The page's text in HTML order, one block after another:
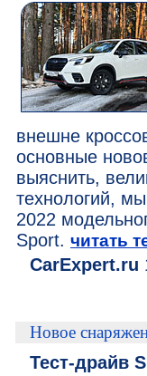
внешне
основные
выяснить,
технологий,
2022
Sport. читать
CarExpert.ru
Новое
Тест-драйв